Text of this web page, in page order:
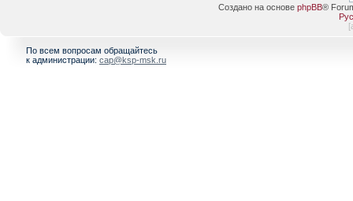
Создано на основе phpBB®
[
По всем вопросам обращайтесь
к администрации: cap@ksp-msk.ru